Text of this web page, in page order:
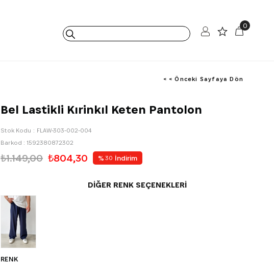
0
< < Önceki Sayfaya Dön
Bel Lastikli Kırinkıl Keten Pantolon
Stok Kodu
FLAW-303-002-004
Barkod : 1592380872302
₺1.149,00 ₺804,30 % 30 İndirim
DIĞER RENK SEÇENEKLERI
RENK